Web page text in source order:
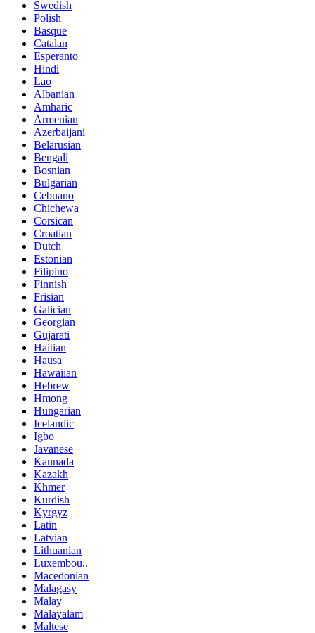
Swedish
Polish
Basque
Catalan
Esperanto
Hindi
Lao
Albanian
Amharic
Armenian
Azerbaijani
Belarusian
Bengali
Bosnian
Bulgarian
Cebuano
Chichewa
Corsican
Croatian
Dutch
Estonian
Filipino
Finnish
Frisian
Galician
Georgian
Gujarati
Haitian
Hausa
Hawaiian
Hebrew
Hmong
Hungarian
Icelandic
Igbo
Javanese
Kannada
Kazakh
Khmer
Kurdish
Kyrgyz
Latin
Latvian
Lithuanian
Luxembou..
Macedonian
Malagasy
Malay
Malayalam
Maltese